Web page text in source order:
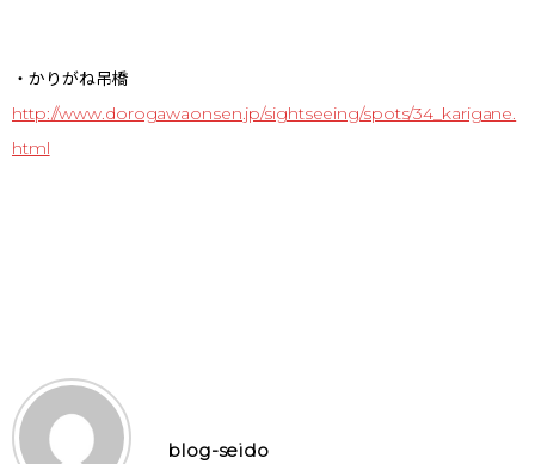
・かりがね吊橋
http://www.dorogawaonsen.jp/sightseeing/spots/34_karigane.
html
blog-seido